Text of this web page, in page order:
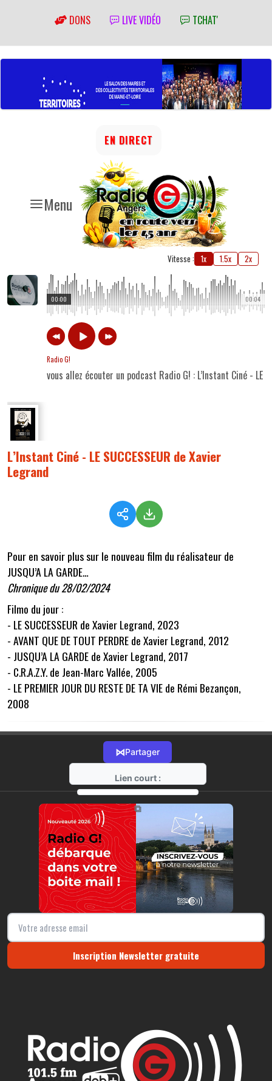
DONS LIVE VIDÉO TCHAT'
Menu
EN DIRECT
Vitesse : 1x 1.5x 2x
00:04
00:00
Radio G!
vous allez écouter un podcast Radio G! : L’Instant Ciné - LE
L’Instant Ciné - LE SUCCESSEUR de Xavier
Legrand
Pour en savoir plus sur le nouveau film du réalisateur de
JUSQU’A LA GARDE…
Chronique du 28/02/2024
Filmo du jour :
- LE SUCCESSEUR de Xavier Legrand, 2023
- AVANT QUE DE TOUT PERDRE de Xavier Legrand, 2012
- JUSQU’A LA GARDE de Xavier Legrand, 2017
- C.R.A.Z.Y. de Jean-Marc Vallée, 2005
- LE PREMIER JOUR DU RESTE DE TA VIE de Rémi Bezançon,
2008
⋈Partager
Lien court :
https://radio-g.fr?14118
⧉
Inscription Newsletter gratuite